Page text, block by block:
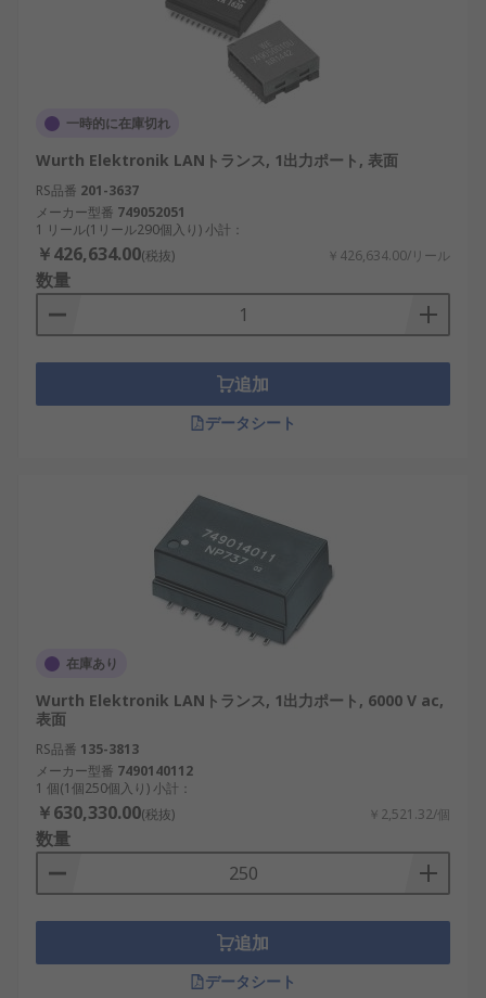
一時的に在庫切れ
Wurth Elektronik LANトランス, 1出力ポート, 表面
RS品番 201-3637
メーカー型番 749052051
1 リール(1リール290個入り) 小計：
￥426,634.00(税抜) ￥426,634.00/リール
数量
追加
データシート
在庫あり
Wurth Elektronik LANトランス, 1出力ポート, 6000 V ac,
表面
RS品番 135-3813
メーカー型番 7490140112
1 個(1個250個入り) 小計：
￥630,330.00(税抜) ￥2,521.32/個
数量
追加
データシート